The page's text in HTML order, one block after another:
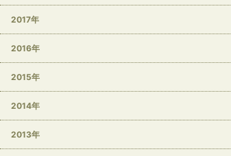
2017年
2016年
2015年
2014年
2013年